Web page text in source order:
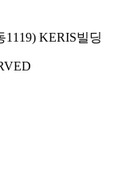
KERIS빌딩